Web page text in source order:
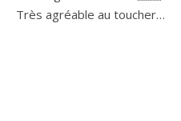
Très agréable au toucher…